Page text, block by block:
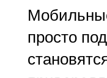
просто